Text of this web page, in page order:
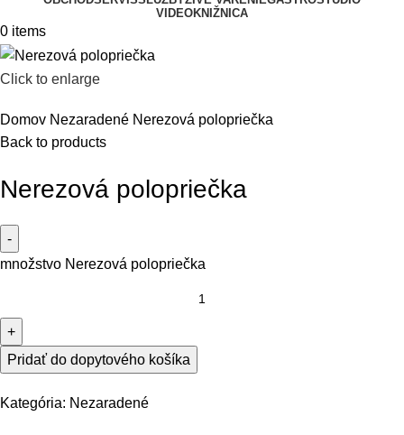
VIDEOKNIŽNICA
0 items
Click to enlarge
Domov Nezaradené Nerezová polopriečka
Back to products
Nerezová polopriečka
množstvo Nerezová polopriečka
Pridať do dopytového košíka
Kategória: Nezaradené